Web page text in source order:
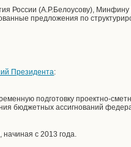
России (А.Р.Белоусову),
предложения по
Президента:
подготовку проектно-
бюджетных ассигнований
начиная с 2013 года.